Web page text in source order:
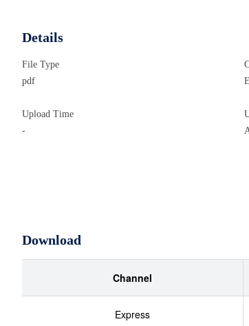
Details
File Type
pdf
Upload Time
-
Download
Channel
Express